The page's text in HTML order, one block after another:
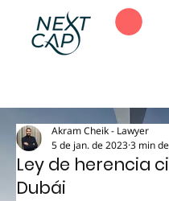
Ley de herencia
Dubái
Akram Cheik - Lawyer
5 de jan. de 20233 min